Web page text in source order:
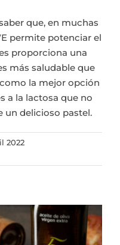
que, en muchas
permite potenciar el
proporciona una
más saludable que
la mejor opción
a la lactosa que no
un delicioso pastel.
2022